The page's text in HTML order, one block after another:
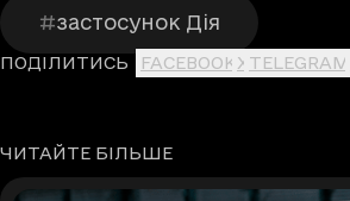
застосунок Дія
ПОДІЛИТИСЬ FACEBOOK X TELEGRAM
ЧИТАЙТЕ БІЛЬШЕ